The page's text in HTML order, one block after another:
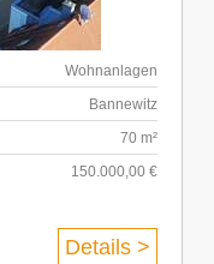
Wohnanlagen
Bannewitz
70 m²
150.000,00 €
Details >